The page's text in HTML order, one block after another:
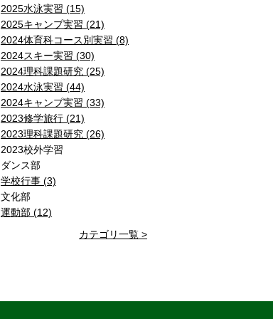
2025水泳実習 (15)
2025キャンプ実習 (21)
2024体育科コース別実習 (8)
2024スキー実習 (30)
2024理科課題研究 (25)
2024水泳実習 (44)
2024キャンプ実習 (33)
2023修学旅行 (21)
2023理科課題研究 (26)
2023校外学習
ダンス部
学校行事 (3)
文化部
運動部 (12)
カテゴリ一覧 >